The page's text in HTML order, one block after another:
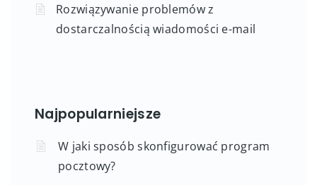
Rozwiązywanie problemów z
dostarczalnością wiadomości e-mail
Najpopularniejsze
W jaki sposób skonfigurować program
pocztowy?